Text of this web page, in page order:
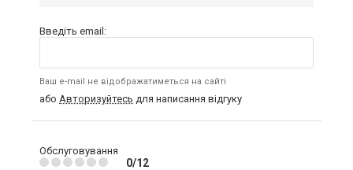
Введіть email:
Ваш e-mail не відображатиметься на сайті
або Авторизуйтесь для написання відгуку
Обслуговування
0/12